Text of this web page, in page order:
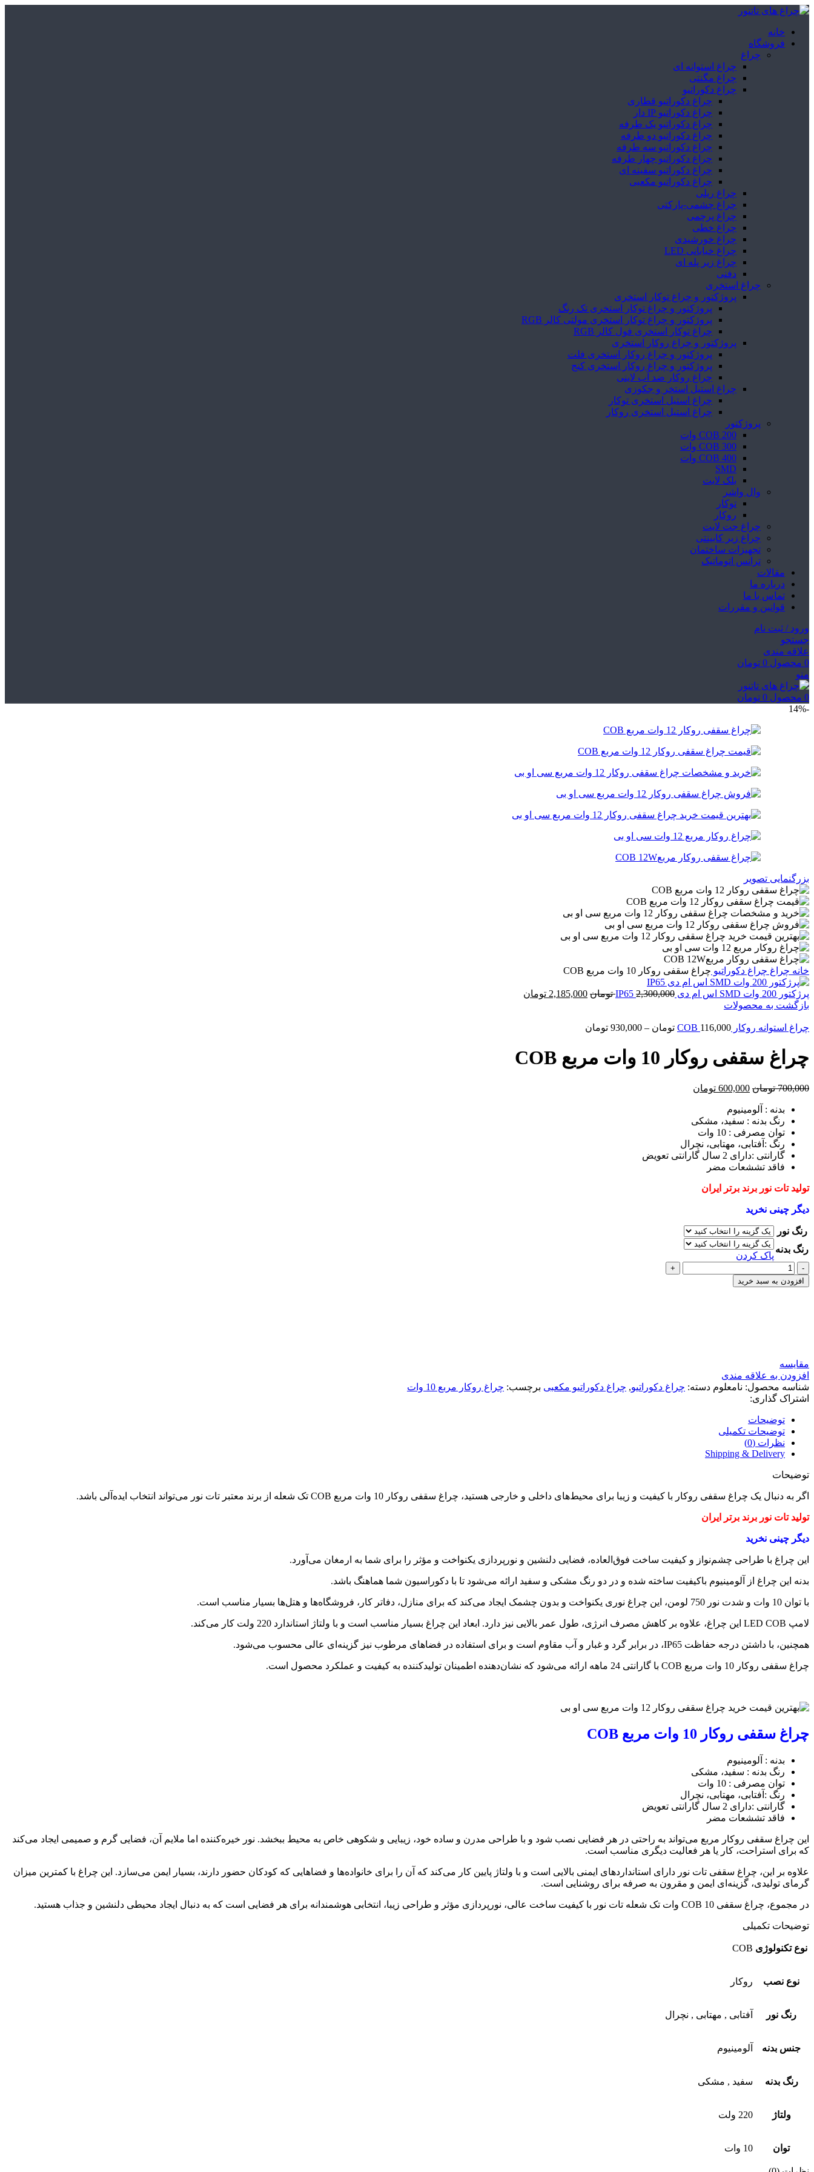
خانه
فروشگاه
چراغ
چراغ استوانه ای
چراغ مگنتی
چراغ دکوراتیو
چراغ دکوراتیو قطاری
چراغ دکوراتیو IP دار
چراغ دکوراتیو یک طرفه
چراغ دکوراتیو دو طرفه
چراغ دکوراتیو سه طرفه
چراغ دکوراتیو چهار طرفه
چراغ دکوراتیو سفینه ای
چراغ دکوراتیو مکعبی
چراغ ریلی
چراغ چشمی-پارکتی
چراغ پرچمی
چراغ خطی
چراغ خورشیدی
چراغ خیابانی LED
چراغ زیر پله ای
دفنی
چراغ استخری
پروژکتور و چراغ توکار استخری
پروژکتور و چراغ توکار استخری تک رنگ
پروژکتور و چراغ توکار استخری مولتی کالر RGB
چراغ توکار استخری فول کالر RGB
پروژکتور و چراغ روکار استخری
پروژکتور و چراغ روکار استخری فلت
پروژکتور و چراغ روکار استخری کنج
چراغ روکار ضد آب لاینی
چراغ استیل استخر و جکوزی
چراغ استیل استخری توکار
چراغ استیل استخری روکار
پروژکتور
COB 200 وات
COB 300 وات
COB 400 وات
SMD
بلک لایت
وال واشر
توکار
روکار
چراغ جت لایت
چراغ زیر کابینتی
تجهیزات ساختمان
ترانس اتوماتیک
مقالات
درباره ما
تماس با ما
قوانین و مقررات
ورود / ثبت نام
جستجو
علاقه مندی
0 محصول 0 تومان
منو
0 محصول 0 تومان
-14%
بزرگنمایی تصویر
خانه چراغ چراغ دکوراتیو چراغ سقفی روکار 10 وات مربع COB
پرژکتور 200 وات SMD اس ام دی IP65 2,300,000 تومان قیمت
بود.
2,185,000 تومان
بازگشت به محصولات
چراغ استوانه روکار COB 116,000 تومان –
930,000 تومان
چراغ سقفی روکار 10 وات مربع COB
700,000 تومان قیمت
بود.
600,000 تومان
است.
بدنه :‌ آلومینیوم
رنگ بدنه : سفید، مشکی
توان مصرفی : 10 وات
رنگ :‌آفتابی، مهتابی، نچرال
گارانتی :‌دارای 2 سال گارانتی تعویض
فاقد تششعات مضر
تولید تات نور برند برتر ایران
دیگر چینی نخرید
رنگ نور
رنگ بدنه
پاک کردن
چراغ
سقفی
روکار
افزودن به سبد خرید
مقایسه
افزودن به علاقه مندی
شناسه محصول: نامعلوم دسته: چراغ دکوراتیو, چراغ دکوراتیو مکعبی برچسب: چراغ روکار مربع 10 وات
اشتراک گذاری:
توضیحات
توضیحات تکمیلی
نظرات (0)
Shipping & Delivery
توضیحات
اگر به دنبال یک چراغ سقفی روکار با کیفیت و زیبا برای محیط‌های داخلی و خارجی هستید، چراغ سقفی روکار 10 وات مربع COB تک شعله از برند معتبر تات نور می‌تواند انتخاب ایده‌آلی باشد.
تولید تات نور برند برتر ایران
دیگر چینی نخرید
این چراغ با طراحی چشم‌نواز و کیفیت ساخت فوق‌العاده، فضایی دلنشین و نورپردازی یکنواخت و مؤثر را برای شما به ارمغان می‌آورد.
بدنه این چراغ از آلومینیوم باکیفیت ساخته شده و در دو رنگ مشکی و سفید ارائه می‌شود تا با دکوراسیون شما هماهنگ باشد.
با توان 10 وات و شدت نور 750 لومن، این چراغ نوری یکنواخت و بدون چشمک ایجاد می‌کند که برای منازل، دفاتر کار، فروشگاه‌ها و هتل‌ها بسیار مناسب است.
لامپ LED COB این چراغ، علاوه بر کاهش مصرف انرژی، طول عمر بالایی نیز دارد. ابعاد این چراغ بسیار مناسب است و با ولتاژ استاندارد 220 ولت کار می‌کند.
همچنین، با داشتن درجه حفاظت IP65، در برابر گرد و غبار و آب مقاوم است و برای استفاده در فضاهای مرطوب نیز گزینه‌ای عالی محسوب می‌شود.
چراغ سقفی روکار 10 وات مربع COB با گارانتی 24 ماهه ارائه می‌شود که نشان‌دهنده اطمینان تولیدکننده به کیفیت و عملکرد محصول است.
چراغ سقفی روکار 10 وات مربع COB
بدنه :‌ آلومینیوم
رنگ بدنه : سفید، مشکی
توان مصرفی : 10 وات
رنگ :‌آفتابی، مهتابی، نچرال
گارانتی :‌دارای 2 سال گارانتی تعویض
فاقد تششعات مضر
این چراغ سقفی روکار مربع می‌تواند به راحتی در هر فضایی نصب شود و با طراحی مدرن و ساده خود، زیبایی و شکوهی خاص به محیط ببخشد. نور خیره‌کننده اما ملایم آن، فضایی گرم و صمیمی ایجاد می‌کند
که برای استراحت، کار یا هر فعالیت دیگری مناسب است.
علاوه بر این، چراغ سقفی تات نور دارای استانداردهای ایمنی بالایی است و با ولتاژ پایین کار می‌کند که آن را برای خانواده‌ها و فضاهایی که کودکان حضور دارند، بسیار ایمن می‌سازد. این چراغ با کمترین میزان
گرمای تولیدی، گزینه‌ای ایمن و مقرون به صرفه برای روشنایی است.
در مجموع، چراغ سقفی COB 10 وات تک شعله تات نور با کیفیت ساخت عالی، نورپردازی مؤثر و طراحی زیبا، انتخابی هوشمندانه برای هر فضایی است که به دنبال ایجاد محیطی دلنشین و جذاب هستید.
توضیحات تکمیلی
نوع تکنولوژی COB
نوع نصب روکار
رنگ نور آفتابی , مهتابی , نچرال
جنس بدنه آلومینیوم
رنگ بدنه سفید , مشکی
ولتاژ 220 ولت
توان 10 وات